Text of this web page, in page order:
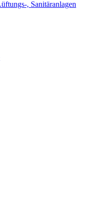
, Sanitäranlagen